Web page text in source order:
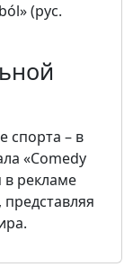
(рус.
спорта – в
«Comedy
в рекламе